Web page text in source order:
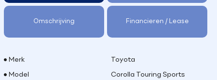
Omschrijving Financieren / Lease
Merk Toyota
Model Corolla Touring Sports